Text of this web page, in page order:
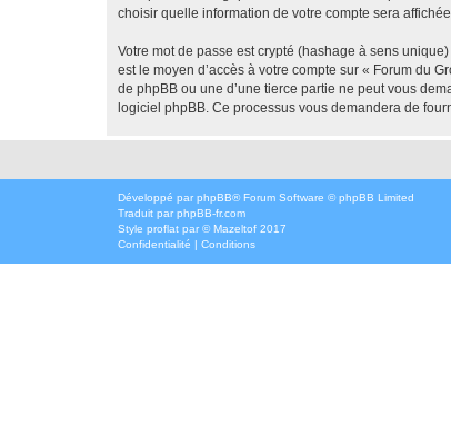
choisir quelle information de votre compte sera
Votre mot de passe est crypté (hashage à sens
est le moyen d’accès à votre compte sur « Forum du
de phpBB ou une d’une tierce partie ne peut vous
logiciel phpBB. Ce processus vous demandera de
Développé par phpBB® Forum Software © phpBB Limited
Traduit par phpBB-fr.com
Style proflat par ©Mazeltof 2017
Confidentialité | Conditions